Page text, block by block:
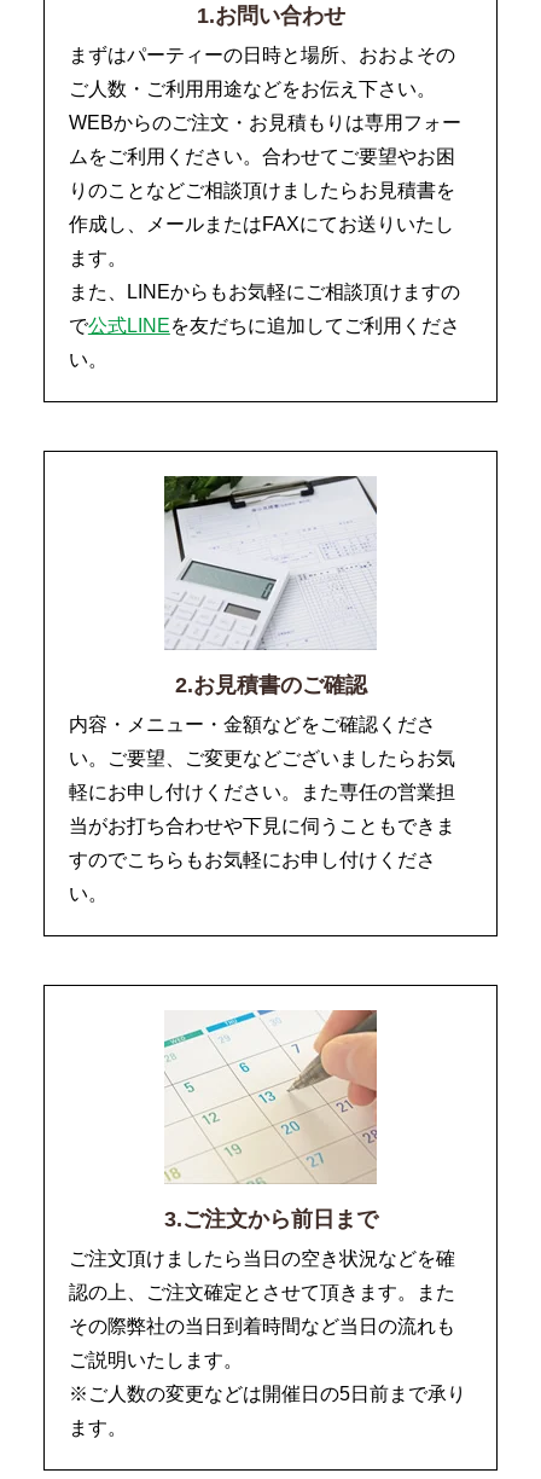
1.お問い合わせ
まずはパーティーの日時と場所、おおよその
ご人数・ご利用用途などをお伝え下さい。
WEBからのご注文・お見積もりは専用フォー
ムをご利用ください。合わせてご要望やお困
りのことなどご相談頂けましたらお見積書を
作成し、メールまたはFAXにてお送りいたし
ます。
また、LINEからもお気軽にご相談頂けますの
で公式LINEを友だちに追加してご利用くださ
い。
2.お見積書のご確認
内容・メニュー・金額などをご確認くださ
い。ご要望、ご変更などございましたらお気
軽にお申し付けください。また専任の営業担
当がお打ち合わせや下見に伺うこともできま
すのでこちらもお気軽にお申し付けくださ
い。
3.ご注文から前日まで
ご注文頂けましたら当日の空き状況などを確
認の上、ご注文確定とさせて頂きます。また
その際弊社の当日到着時間など当日の流れも
ご説明いたします。
※ご人数の変更などは開催日の5日前まで承り
ます。